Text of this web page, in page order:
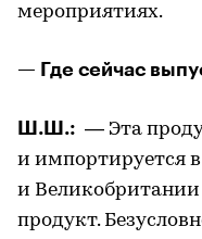
мероприятиях.
— Где сейчас
Ш.Ш.: — Эта
и импортируется
и Великобритании
продукт.